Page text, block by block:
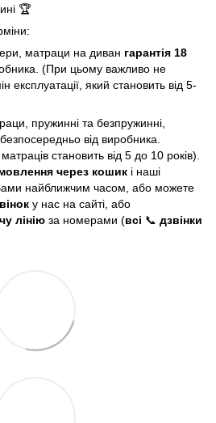
🏆
матраци на диван гарантія 18
(При цьому важливо не
експлуатації, який становить від 5-
пружинні та безпружинні,
безпосередньо від виробника.
становить від 5 до 10 років).
через кошик і наші
найближчим часом, або можете
у нас на сайті, або
лінію за номерами (всі 📞 дзвінки